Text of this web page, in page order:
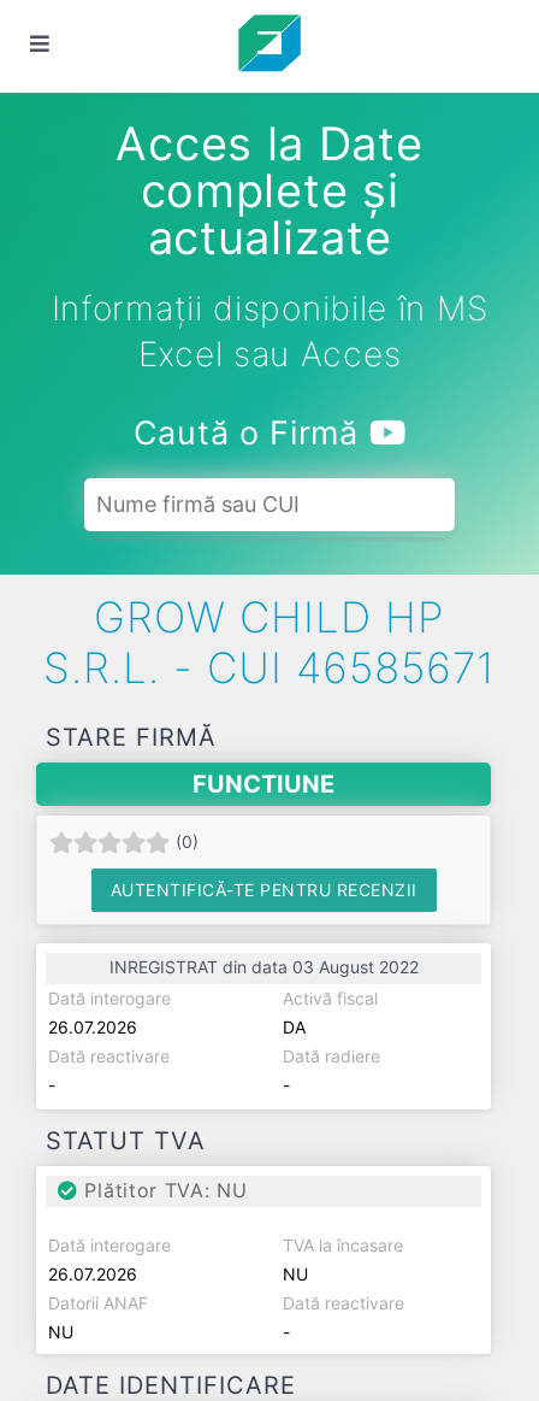
Acces la Date
complete și
actualizate
Informații disponibile în MS
Excel sau Acces
Caută o Firmă
GROW CHILD HP
S.R.L. - CUI 46585671
STARE FIRMĂ
FUNCTIUNE
(0)
AUTENTIFICĂ-TE PENTRU RECENZII
INREGISTRAT din data 03 August 2022
Dată interogare
26.07.2026
Activă fiscal
DA
Dată reactivare
-
Dată radiere
-
STATUT TVA
Plătitor TVA: NU
Dată interogare
26.07.2026
TVA la încasare
NU
Datorii ANAF
NU
Dată reactivare
-
DATE IDENTIFICARE